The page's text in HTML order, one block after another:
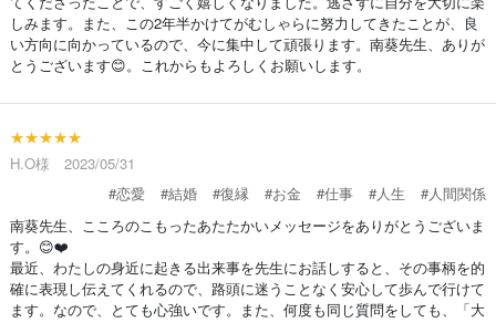
しみます。また、この2年半かけてがむしゃらに努力してきたことが、良
い方向に向かっているので、今に集中して頑張ります。南葵先生、ありが
とうございます😊。これからもよろしくお願いします。
★★★★★
H.O様 2023/05/31
#恋愛
#結婚 #復縁 #お金 #仕事 #人生
#人間関係
南葵先生、こころのこもったあたたかいメッセージをありがとうございま
す。😊❤️
最近、わたしの身近に起きる出来事を先生にお話しすると、その事柄を的
確に表現し伝えてくれるので、路頭に迷うことなく安心して歩んで行けて
ます。なので、とても心強いです。また、何度も同じ質問をしても、「大